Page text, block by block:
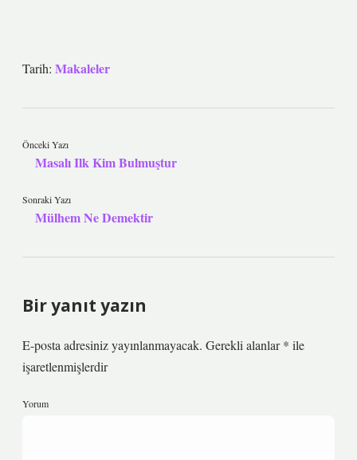
Tarih: Makaleler
Önceki Yazı
Masalı Ilk Kim Bulmuştur
Sonraki Yazı
Mülhem Ne Demektir
Bir yanıt yazın
E-posta adresiniz yayınlanmayacak. Gerekli alanlar* ile
işaretlenmişlerdir
Yorum